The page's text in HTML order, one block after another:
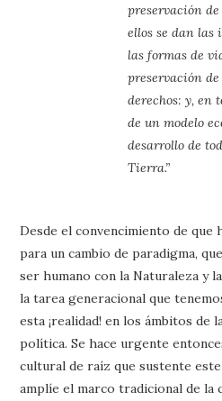
preservación de
ellos se dan las
las formas de
preservación
derechos: y, en
de un modelo
desarrollo de
Tierra.”
Desde el convencimiento de que
para un cambio de paradigma,
ser humano con la Naturaleza y
la tarea generacional que
esta ¡realidad! en los ámbitos de
política. Se hace urgente
cultural de raíz que sustente
amplíe el marco tradicional de la